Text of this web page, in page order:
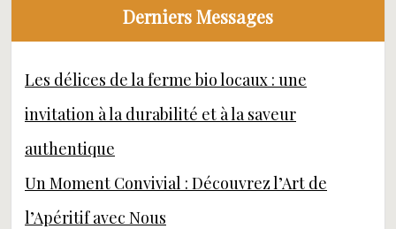
Derniers Messages
Les délices de la ferme bio locaux : une
invitation à la durabilité et à la saveur
authentique
Un Moment Convivial : Découvrez l’Art de
l’Apéritif avec Nous